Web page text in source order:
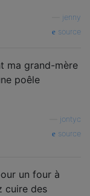
jenny
source
ma grand-mère
poêle
jontyc
source
un four à
cuire des